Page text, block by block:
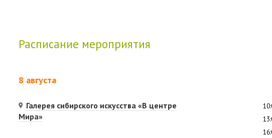
Расписание мероприятия
8 августа
Галерея сибирского искусства «В центре
Мира»